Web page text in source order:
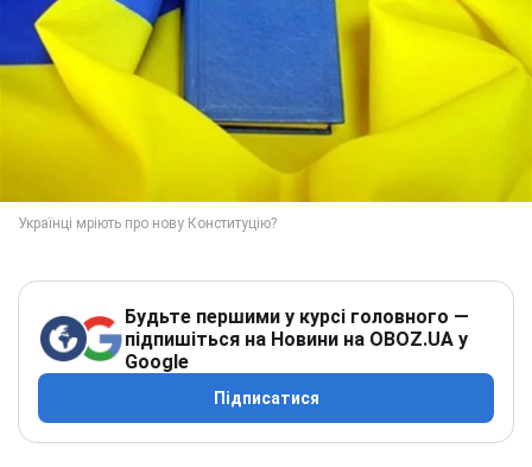
Будьте першими у курсі головного —
підпишіться на Новини на OBOZ.UA у
Google
Підписатися